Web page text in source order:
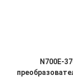
N700E-